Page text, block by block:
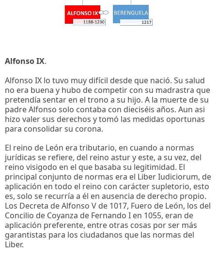
Alfonso IX.
Alfonso IX lo tuvo muy difícil desde que nació. Su salud
no era buena y hubo de competir con su madrastra que
pretendía sentar en el trono a su hijo. A la muerte de su
padre Alfonso solo contaba con dieciséis años. Aun asi
hizo valer sus derechos y tomó las medidas oportunas
para consolidar su corona.
El reino de León era tributario, en cuando a normas
jurídicas se refiere, del reino astur y este, a su vez, del
reino visigodo en el que basaba su legitimidad. El
principal conjunto de normas era el Liber Iudiciorum, de
aplicación en todo el reino con carácter supletorio, esto
es, solo se recurría a él en ausencia de derecho propio.
Los Decreta de Alfonso V de 1017, Fuero de León, los del
Concilio de Coyanza de Fernando I en 1055, eran de
aplicación preferente, entre otras cosas por ser más
garantistas para los ciudadanos que las normas del
Liber.